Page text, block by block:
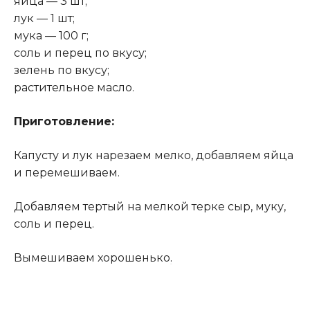
лук — 1 шт;
мука — 100 г;
соль и перец по вкусу;
зелень по вкусу;
растительное масло.
Приготовление:
Капусту и лук нарезаем мелко, добавляем яйца
и перемешиваем.
Добавляем тертый на мелкой терке сыр, муку,
соль и перец.
Вымешиваем хорошенько.